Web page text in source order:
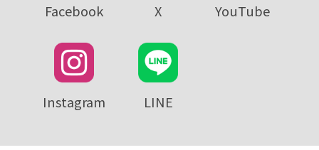
Facebook X YouTube
Instagram LINE